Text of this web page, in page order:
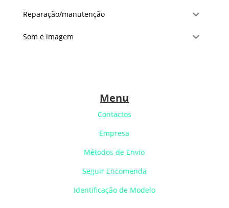
Reparação/manutenção
Som e imagem
Menu
Contactos
Empresa
Métodos de Envio
Seguir Encomenda
Identificação de Modelo